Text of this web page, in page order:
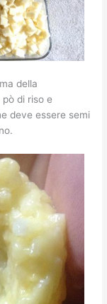
della
di riso e
deve essere semi